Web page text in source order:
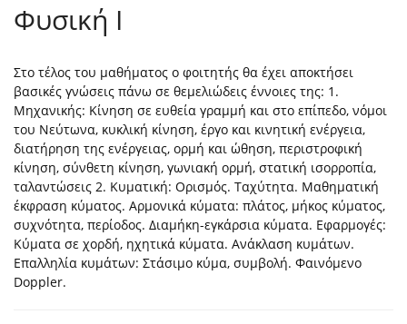
Φυσική Ι
Στο τέλος του μαθήματος ο φοιτητής θα έχει αποκτήσει
βασικές γνώσεις πάνω σε θεμελιώδεις έννοιες της: 1.
Μηχανικής: Κίνηση σε ευθεία γραμμή και στο επίπεδο, νόμοι
του Νεύτωνα, κυκλική κίνηση, έργο και κινητική ενέργεια,
διατήρηση της ενέργειας, ορμή και ώθηση, περιστροφική
κίνηση, σύνθετη κίνηση, γωνιακή ορμή, στατική ισορροπία,
ταλαντώσεις 2. Κυματική: Ορισμός. Ταχύτητα. Μαθηματική
έκφραση κύματος. Αρμονικά κύματα: πλάτος, μήκος κύματος,
συχνότητα, περίοδος. Διαμήκη-εγκάρσια κύματα. Εφαρμογές:
Κύματα σε χορδή, ηχητικά κύματα. Ανάκλαση κυμάτων.
Επαλληλία κυμάτων: Στάσιμο κύμα, συμβολή. Φαινόμενο
Doppler.